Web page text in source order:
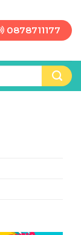
0878711177